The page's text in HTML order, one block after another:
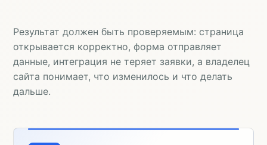
Результат должен быть проверяемым: страница
открывается корректно, форма отправляет
данные, интеграция не теряет заявки, а владелец
сайта понимает, что изменилось и что делать
дальше.